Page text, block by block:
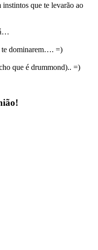
que te levarão ao
te dominarem…. =)
que é drummond).. =)